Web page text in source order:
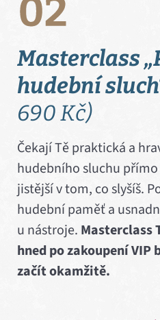
Masterclass
hudební
690 Kč)
Čekají Tě praktická a
hudebního sluchu
jistější v tom, co slyšíš.
hudební paměť a
u nástroje. Masterclass
hned po zakoupení
začít okamžitě.